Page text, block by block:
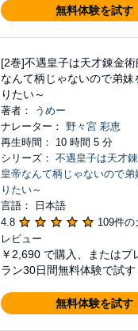
無料体験を試す
[2巻]不遇皇子は天才錬金
なんて柄じゃないので弟妹
りたい～
著者：
うめー
ナレーター： 野々宮 彩恵
再生時間： 10 時間 5 分
シリーズ： 不遇皇子は天才
皇帝なんて柄じゃないので弟
りたい～
言語： 日本語
4.8
109件の
レビュー
￥2,690 で購入、またはプ
ラン30日間無料体験で試す
無料体験を試す